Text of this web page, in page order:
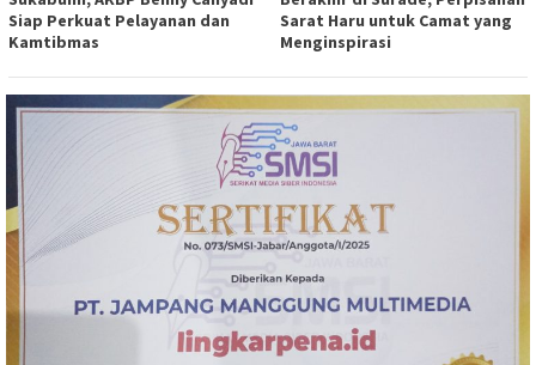
Siap Perkuat Pelayanan dan
Kamtibmas
Sarat Haru untuk Camat yang
Menginspirasi